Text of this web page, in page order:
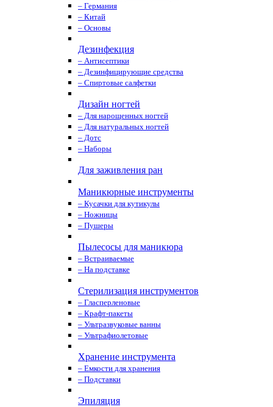
– Германия
– Китай
– Основы
Дезинфекция
– Антисептики
– Дезинфицирующие средства
– Спиртовые салфетки
Дизайн ногтей
– Для нарощенных ногтей
– Для натуральных ногтей
– Дотс
– Наборы
Для заживления ран
Маникюрные инструменты
– Кусачки для кутикулы
– Ножницы
– Пушеры
Пылесосы для маникюра
– Встраиваемые
– На подставке
Стерилизация инструментов
– Гласперленовые
– Крафт-пакеты
– Ультразвуковые ванны
– Ультрафиолетовые
Хранение инструмента
– Емкости для хранения
– Подставки
Эпиляция